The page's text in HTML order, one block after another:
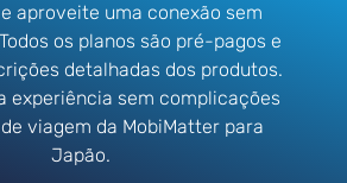
aproveite uma conexão sem
os planos são pré-pagos e
detalhadas dos produtos.
experiência sem complicações
viagem da MobiMatter para
Japão.